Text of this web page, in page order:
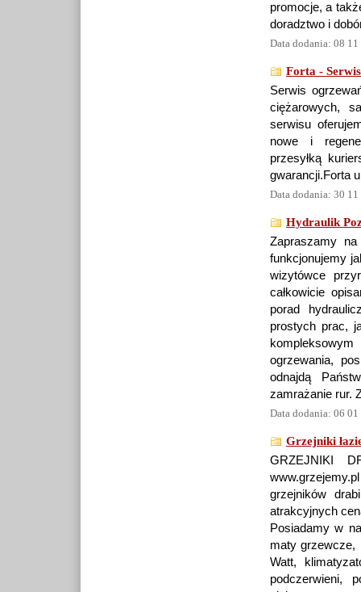
promocje, a
doradztwo i
Data dodania: 08
Forta -
Serwis
ciężarowych,
serwisu
nowe i
przesyłką
gwarancji.Forta
Data dodania: 30
Hydraulik
Zapraszamy
funkcjonujemy
wizytówce
całkowicie
porad
prostych prac,
kompleksowym
ogrzewania,
odnajdą
zamrażanie rur.
Data dodania: 06
Grzejniki
GRZEJNIKI
grzejników
atrakcyjnych
Posiadamy w
maty grzewcze,
Watt,
podczerwieni,